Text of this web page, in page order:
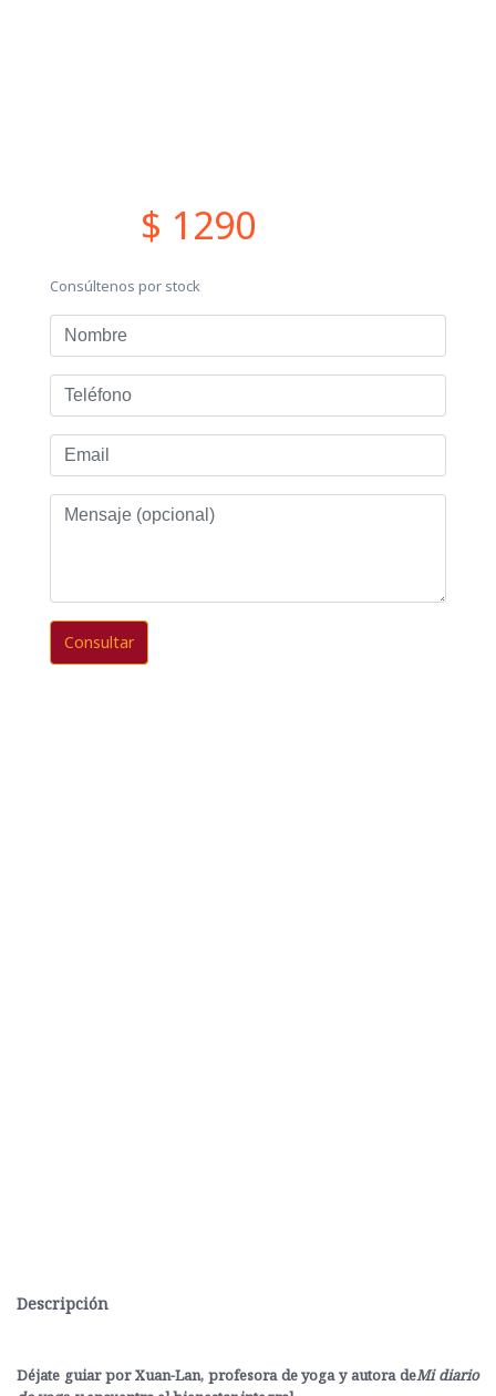
$ 1290
Consúltenos por stock
Nombre
Teléfono
Email
Mensaje
(opcional)
Consultar
Descripción
Déjate guiar por Xuan-Lan, profesora de yoga y autora deMi diario